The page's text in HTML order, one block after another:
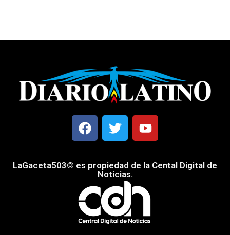
LaGaceta503© es propiedad de la Cental Digital de
Noticias.